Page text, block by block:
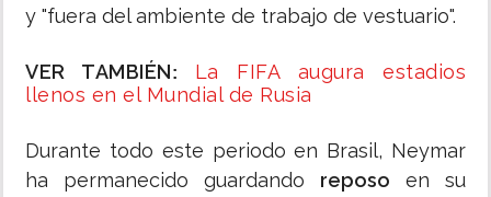
y "fuera del ambiente de trabajo de vestuario".
VER TAMBIÉN: La FIFA augura estadios
llenos en el Mundial de Rusia
Durante todo este periodo en Brasil, Neymar
ha permanecido guardando reposo en su